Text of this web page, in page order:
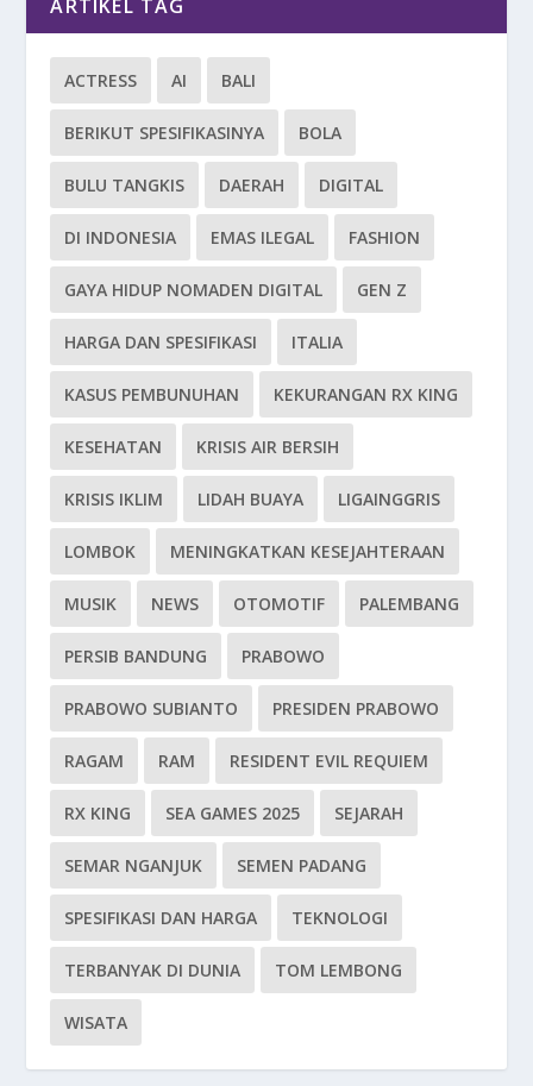
ARTIKEL TAG
ACTRESS AI BALI
BERIKUT SPESIFIKASINYA BOLA
BULU TANGKIS DAERAH DIGITAL
DI INDONESIA EMAS ILEGAL FASHION
GAYA HIDUP NOMADEN DIGITAL GEN Z
HARGA DAN SPESIFIKASI ITALIA
KASUS PEMBUNUHAN KEKURANGAN RX KING
KESEHATAN KRISIS AIR BERSIH
KRISIS IKLIM LIDAH BUAYA LIGAINGGRIS
LOMBOK MENINGKATKAN KESEJAHTERAAN
MUSIK NEWS OTOMOTIF PALEMBANG
PERSIB BANDUNG PRABOWO
PRABOWO SUBIANTO PRESIDEN PRABOWO
RAGAM RAM RESIDENT EVIL REQUIEM
RX KING SEA GAMES 2025 SEJARAH
SEMAR NGANJUK SEMEN PADANG
SPESIFIKASI DAN HARGA TEKNOLOGI
TERBANYAK DI DUNIA TOM LEMBONG
WISATA